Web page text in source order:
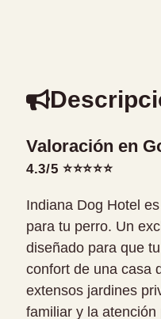
Valoración en
4.3/5 ⭐⭐⭐⭐⭐
Indiana Dog Hotel
para tu perro. Un
diseñado para que
confort de una casa
extensos jardines
familiar y la